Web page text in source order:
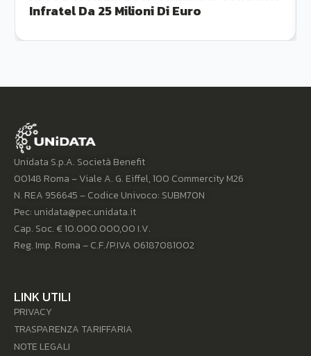
Infratel Da 25 Milioni Di Euro
Unidata S.p.A. Società Benefit
00148 Roma – Viale A. G. Eiffel, 100 Commercity M26
N. REA 956645 – Codice Univoco: SUBM70N
Pec: unidata@pec.unidata.it
Cap. Soc. € 10.000.000,00 I.V.
Reg. Imp. Roma – C.F./P.IVA 06187081002
LINK UTILI
PRIVACY
TRASPARENZA TARIFFARIA
NOTE LEGALI